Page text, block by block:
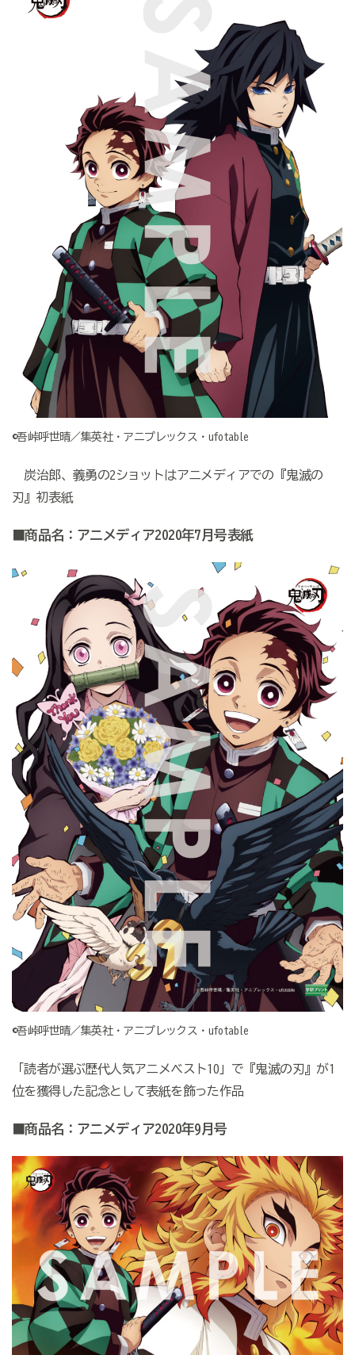
©吾峠呼世晴／集英社・アニプレックス・ufotable
炭治郎、義勇の2ショットはアニメディアでの『鬼滅の
刃』初表紙
■商品名：アニメディア2020年7月号表紙
©吾峠呼世晴／集英社・アニプレックス・ufotable
「読者が選ぶ歴代人気アニメベスト10」で『鬼滅の刃』が1
位を獲得した記念として表紙を飾った作品
■商品名：アニメディア2020年9月号